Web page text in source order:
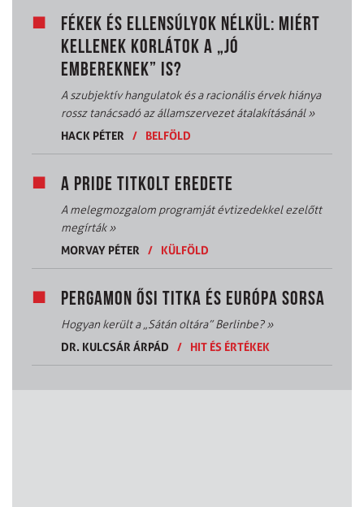
FÉKEK ÉS ELLENSÚLYOK NÉLKÜL: MIÉRT
KELLENEK KORLÁTOK A „JÓ
EMBEREKNEK” IS?
A szubjektív hangulatok és a racionális érvek hiánya
rossz tanácsadó az államszervezet átalakításánál»
HACK PÉTER
/ BELFÖLD
A PRIDE TITKOLT EREDETE
A melegmozgalom programját évtizedekkel ezelőtt
megírták»
MORVAY PÉTER
/ KÜLFÖLD
PERGAMON ŐSI TITKA ÉS EURÓPA SORSA
Hogyan került a „Sátán oltára” Berlinbe?»
DR. KULCSÁR ÁRPÁD
/ HIT ÉS ÉRTÉKEK